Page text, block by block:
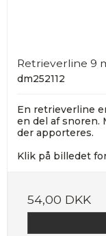
Retrieverline 9
dm252112
En retrieverline
en del af snoren.
der apporteres.
Klik på billedet
54,00 DKK